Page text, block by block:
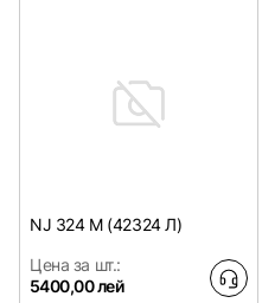
NJ 324 M (42324 Л)
Цена за шт.:
5400,00 лей